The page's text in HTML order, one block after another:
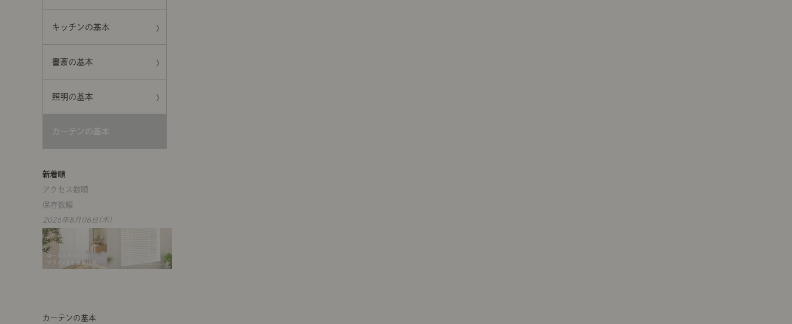
キッチンの基本
書斎の基本
照明の基本
カーテンの基本
新着順
アクセス数順
保存数順
2026年8月06日(木)
カーテンの基本